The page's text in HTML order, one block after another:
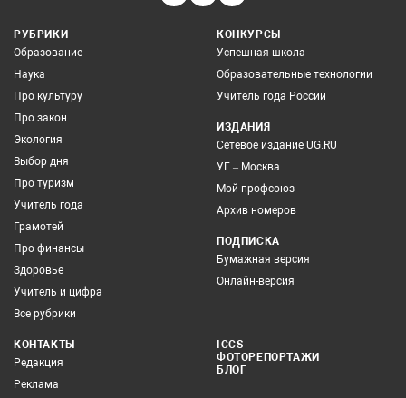
РУБРИКИ
Образование
Наука
Про культуру
Про закон
Экология
Выбор дня
Про туризм
Учитель года
Грамотей
Про финансы
Здоровье
Учитель и цифра
Все рубрики
КОНКУРСЫ
Успешная школа
Образовательные технологии
Учитель года России
ИЗДАНИЯ
Сетевое издание UG.RU
УГ – Москва
Мой профсоюз
Архив номеров
ПОДПИСКА
Бумажная версия
Онлайн-версия
КОНТАКТЫ
Редакция
Реклама
ICCS
ФОТОРЕПОРТАЖИ
БЛОГ